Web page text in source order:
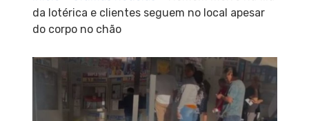
da lotérica e clientes seguem no local apesar
do corpo no chão